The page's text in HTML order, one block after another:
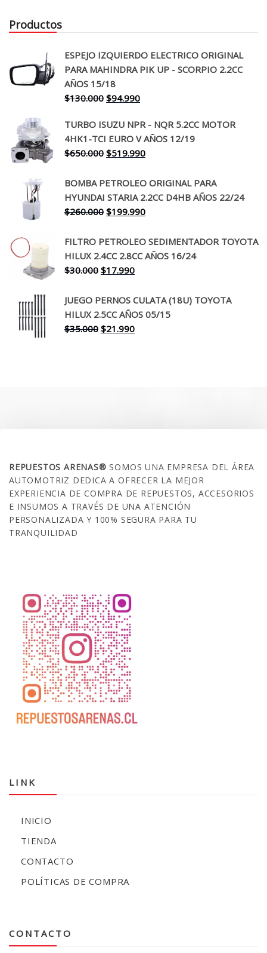
Productos
ESPEJO IZQUIERDO ELECTRICO ORIGINAL
PARA MAHINDRA PIK UP - SCORPIO 2.2CC
AÑOS 15/18
$130.000 El
original
era:
$130.000.
$94.990El
actual
es:
$94.990.
TURBO ISUZU NPR - NQR 5.2CC MOTOR
4HK1-TCI EURO V AÑOS 12/19
$650.000 El
original
era:
$650.000.
$519.990El
actual
es:
$519.990.
BOMBA PETROLEO ORIGINAL PARA
HYUNDAI STARIA 2.2CC D4HB AÑOS 22/24
$260.000 El
original
era:
$260.000.
$199.990El
actual
es:
FILTRO PETROLEO SEDIMENTADOR TOYOTA
HILUX 2.4CC 2.8CC AÑOS 16/24
$30.000 El
original
era:
$30.000.
$17.990El
actual
es:
$17.990.
JUEGO PERNOS CULATA (18U) TOYOTA
HILUX 2.5CC AÑOS 05/15
$35.000 El
$21.990El
REPUESTOS ARENAS®SOMOS UNA EMPRESA DEL ÁREA
AUTOMOTRIZ DEDICA A OFRECER LA MEJOR
EXPERIENCIA DE COMPRA DE REPUESTOS, ACCESORIOS
E INSUMOS A TRAVÉS DE UNA ATENCIÓN
PERSONALIZADA Y 100% SEGURA PARA TU
TRANQUILIDAD
LINK
INICIO
TIENDA
CONTACTO
POLÍTICAS DE COMPRA
CONTACTO